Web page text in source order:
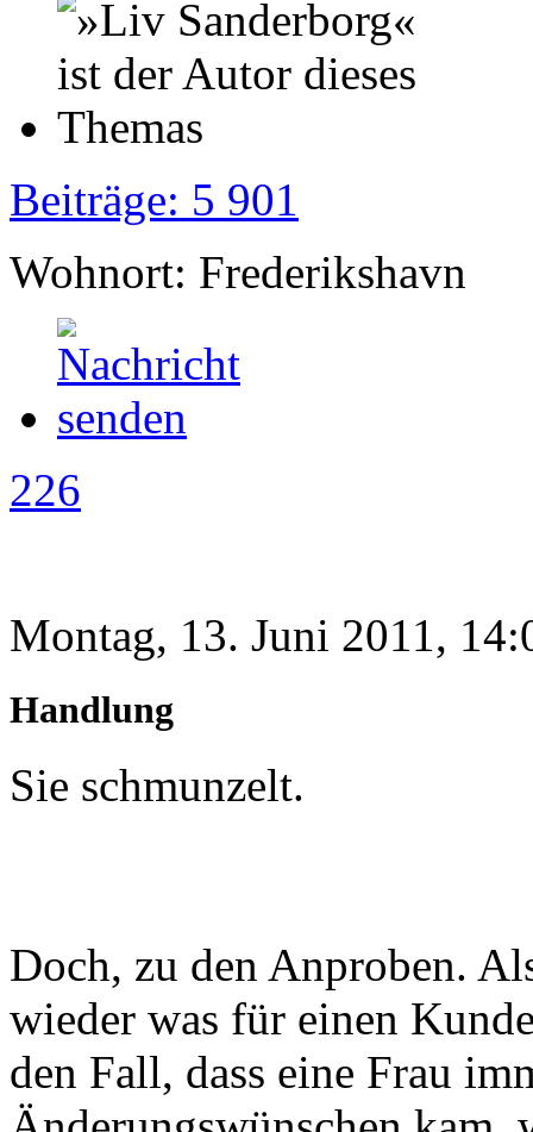
Beiträge: 5 901
Wohnort: Frederikshavn
226
Montag, 13. Juni 2011,
Handlung
Sie schmunzelt.
Doch, zu den Anproben.
wieder was für einen
den Fall, dass eine Frau